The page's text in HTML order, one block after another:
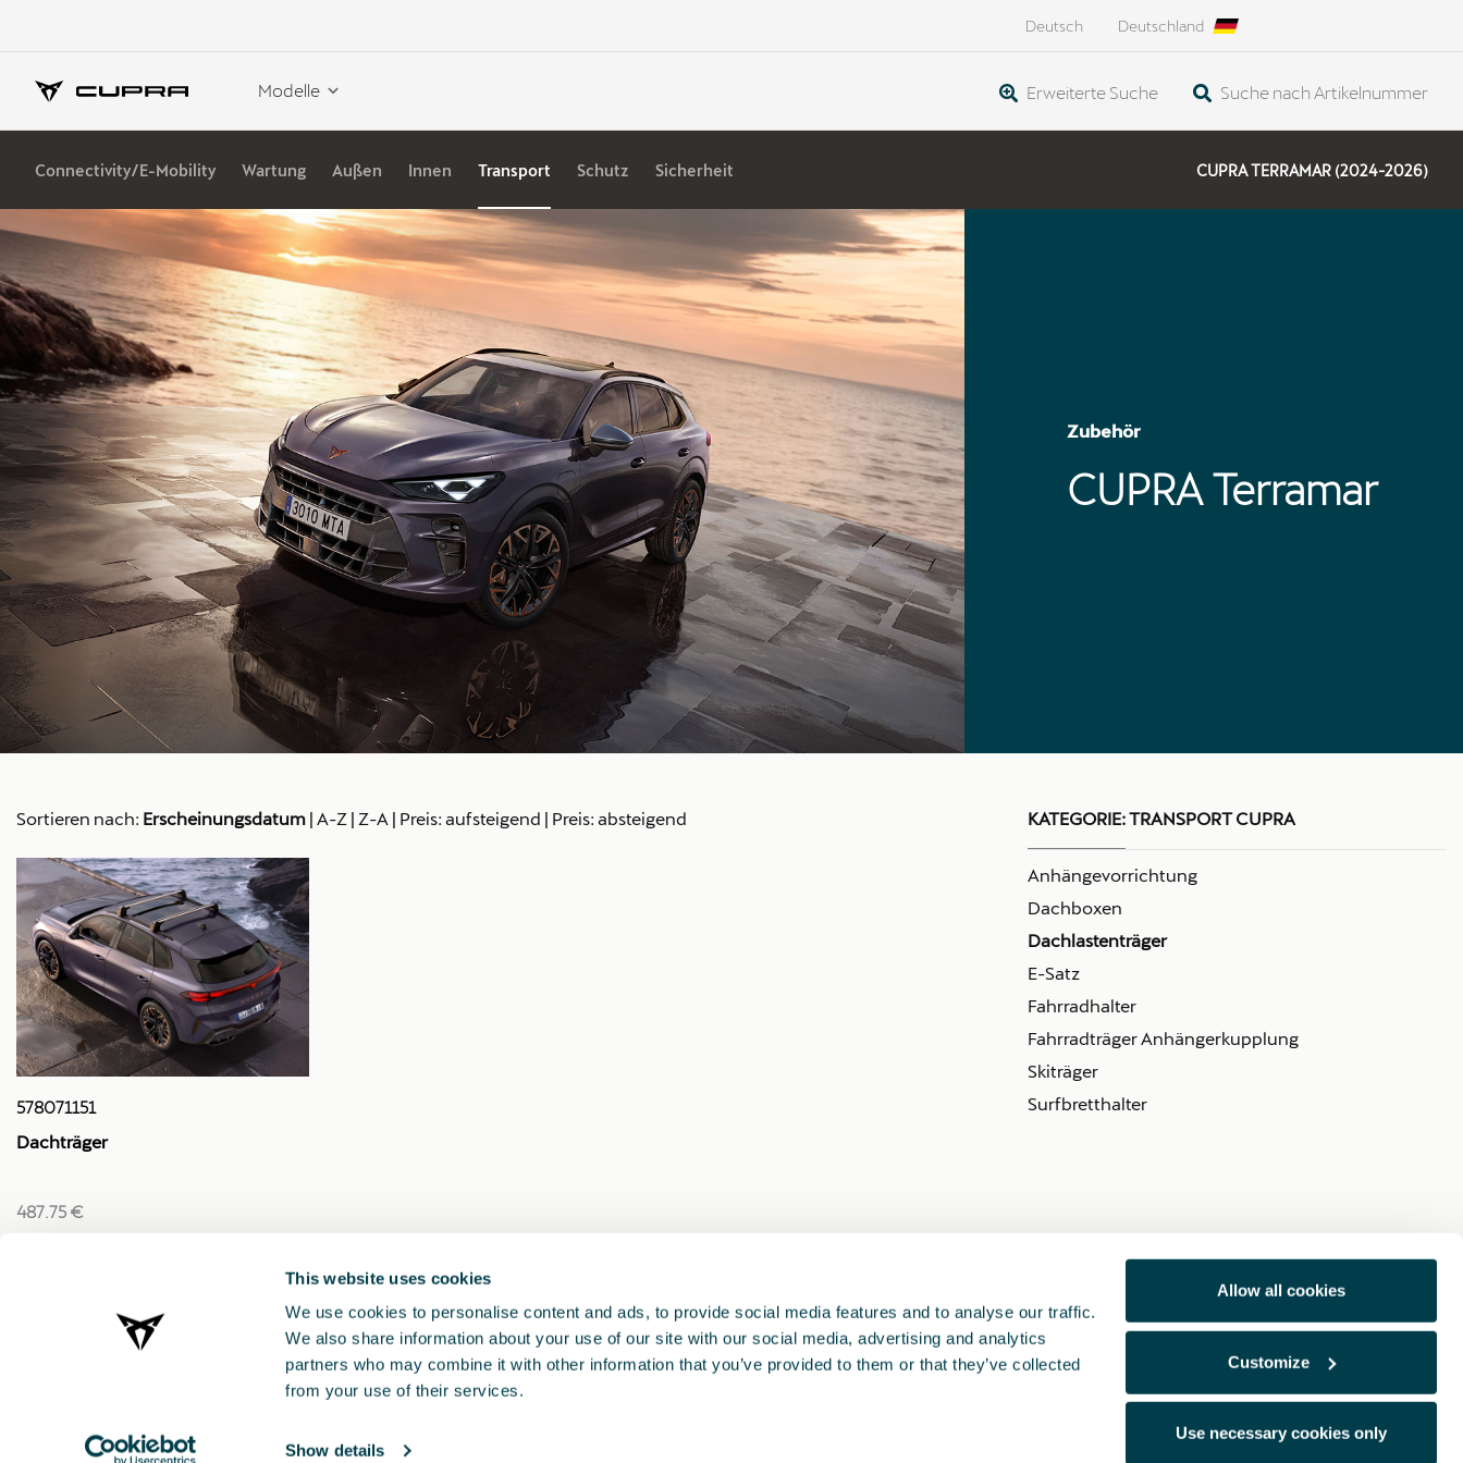
This website uses cookies
We use cookies to personalise content and ads, to provide social media features and to analyse our traffic.
We also share information about your use of our site with our social media, advertising and analytics
partners who may combine it with other information that you’ve provided to them or that they’ve collected
from your use of their services.
Show details
Allow all cookies
Customize
Use necessary cookies only
Deutsch Deutschland
Modelle Erweiterte Suche Suche nach Artikelnummer
Connectivity/E-Mobility Wartung Außen Innen Transport Schutz Sicherheit CUPRA TERRAMAR (2024-2026)
Zubehör
CUPRA Terramar
Sortieren nach: Erscheinungsdatum | A-Z | Z-A | Preis: aufsteigend | Preis: absteigend
578071151
Dachträger
487.75 €
KATEGORIE:TRANSPORT CUPRA
Anhängevorrichtung
Dachboxen
Dachlastenträger
E-Satz
Fahrradhalter
Fahrradträger Anhängerkupplung
Skiträger
Surfbretthalter